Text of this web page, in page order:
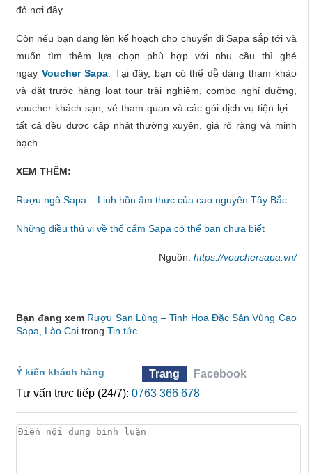
đỏ nơi đây.
Còn nếu bạn đang lên kế hoạch cho chuyến đi Sapa sắp tới và
muốn tìm thêm lựa chọn phù hợp với nhu cầu thì ghé
ngay Voucher Sapa. Tại đây, bạn có thể dễ dàng tham khảo
và đặt trước hàng loạt tour trải nghiệm, combo nghỉ dưỡng,
voucher khách sạn, vé tham quan và các gói dịch vụ tiện lợi –
tất cả đều được cập nhật thường xuyên, giá rõ ràng và minh
bạch.
XEM THÊM:
Rượu ngô Sapa – Linh hồn ẩm thực của cao nguyên Tây Bắc
Những điều thú vị về thổ cẩm Sapa có thể bạn chưa biết
Nguồn: https://vouchersapa.vn/
Bạn đang xem Rượu San Lùng – Tinh Hoa Đặc Sản Vùng Cao
Sapa, Lào Cai trong Tin tức
Ý kiến khách hàng Trang
Facebook
Tư vấn trực tiếp (24/7): 0763 366 678